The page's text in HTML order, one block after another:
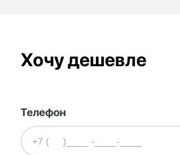
Хочу дешевле
Телефон